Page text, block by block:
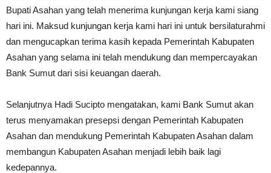
Bupati Asahan yang telah menerima kunjungan kerja kami siang
hari ini. Maksud kunjungan kerja kami hari ini untuk bersilaturahmi
dan mengucapkan terima kasih kepada Pemerintah Kabupaten
Asahan yang selama ini telah mendukung dan mempercayakan
Bank Sumut dari sisi keuangan daerah.
Selanjutnya Hadi Sucipto mengatakan, kami Bank Sumut akan
terus menyamakan presepsi dengan Pemerintah Kabupaten
Asahan dan mendukung Pemerintah Kabupaten Asahan dalam
membangun Kabupaten Asahan menjadi lebih baik lagi
kedepannya.